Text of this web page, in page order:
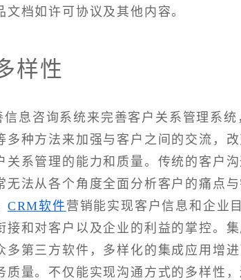
档如许可协议及其他内容。
样性
息咨询系统来完善客户关系管理系统
多种方法来加强与客户之间的交流，
关系管理的能力和质量。传统的客户
无法从各个角度全面分析客户的痛点
CRM软件营销能实现客户信息和企业
接和对客户以及企业的利益的掌控。
多第三方软件，多样化的集成应用增
质量。不仅能实现沟通方式的多样性